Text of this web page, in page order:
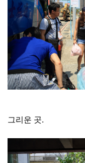
그리운 곳.